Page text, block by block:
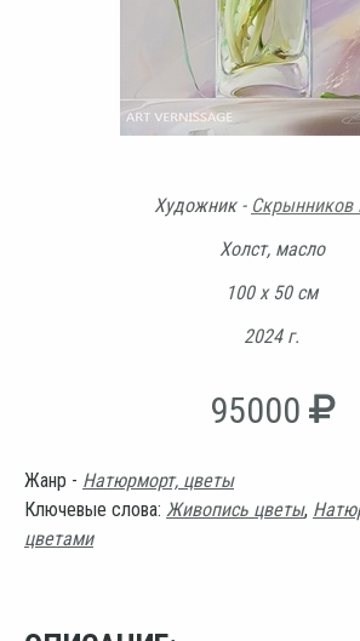
Художник - Скрынников
Холст, масло
100 х 50 см
2024 г.
95000
Жанр - Натюрморт, цветы
Ключевые слова: Живопись цветы,
цветами